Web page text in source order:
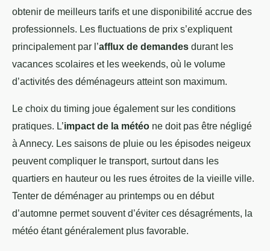
obtenir de meilleurs tarifs et une disponibilité accrue des
professionnels. Les fluctuations de prix s’expliquent
principalement par l’afflux de demandes durant les
vacances scolaires et les weekends, où le volume
d’activités des déménageurs atteint son maximum.
Le choix du timing joue également sur les conditions
pratiques. L’impact de la météo ne doit pas être négligé
à Annecy. Les saisons de pluie ou les épisodes neigeux
peuvent compliquer le transport, surtout dans les
quartiers en hauteur ou les rues étroites de la vieille ville.
Tenter de déménager au printemps ou en début
d’automne permet souvent d’éviter ces désagréments, la
météo étant généralement plus favorable.